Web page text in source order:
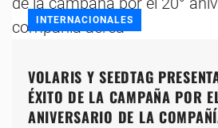
INTERNACIONALES
VOLARIS Y SEEDTAG
ÉXITO DE LA CAMPAÑA POR
ANIVERSARIO DE LA